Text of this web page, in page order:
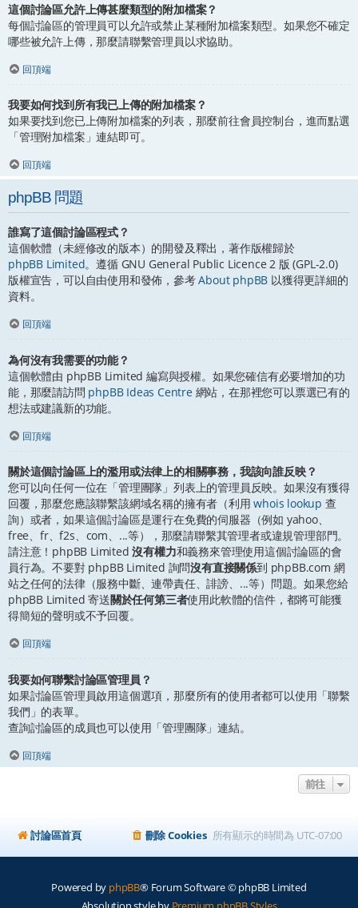
這個討論區允許上傳甚麼類型的附加檔案？
每個討論區的管理員可以允許或禁止某種附加檔案類型。如果您不確定
哪些被允許上傳，那麼請聯繫管理員以求協助。
回頂端
我要如何找到所有我已上傳的附加檔案？
如果要找到您已上傳附加檔案的列表，那麼前往會員控制台，進而點選
「管理附加檔案」連結即可。
回頂端
phpBB 問題
誰寫了這個討論區程式？
這個軟體（未經修改的版本）的開發及釋出，著作版權歸於
phpBB Limited。遵循 GNU General Public Licence 2 版 (GPL-2.0)
版權宣告，可以自由使用和發佈，參考About phpBB 以獲得更詳細的
資料。
回頂端
為何沒有我需要的功能？
這個軟體由 phpBB Limited 編寫與授權。如果您確信有必要增加的功
能，那麼請訪問 phpBB Ideas Centre網站，在那裡您可以票選已有的
想法或建議新的功能。
回頂端
關於這個討論區上的濫用或法律上的相關事務，我該向誰反映？
您可以向任何一位在「管理團隊」列表上的管理員反映。如果沒有獲得
回覆，那麼您應該聯繫該網域名稱的擁有者（利用whois lookup 查
詢）或者，如果這個討論區是運行在免費的伺服器（例如 yahoo、
free、fr、f2s、com、...等），那麼請聯繫其管理者或違規管理部門。
請注意！phpBB Limited沒有權力和義務來管理使用這個討論區的會
員行為。不要對 phpBB Limited 詢問沒有直接關係到 phpBB.com 網
站之任何的法律（服務中斷、連帶責任、誹謗、...等）問題。如果您給
phpBB Limited 寄送關於任何第三者使用此軟體的信件，都將可能獲
得簡短的聲明或不予回覆。
回頂端
我要如何聯繫討論區管理員？
如果討論區管理員啟用這個選項，那麼所有的使用者都可以使用「聯繫
我們」的表單。
查詢討論區的成員也可以使用「管理團隊」連結。
回頂端
前往
討論區首頁 所有顯示的時間為 UTC-07:00
刪除 Cookies
Powered by phpBB® Forum Software © phpBB Limited